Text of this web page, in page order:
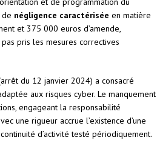
négligence caractérisée en matière
et 375 000 euros d’amende,
pris les mesures correctives
du 12 janvier 2024) a consacré
aux risques cyber. Le manquement
engageant la responsabilité
une rigueur accrue l’existence d’une
d’activité testé périodiquement.